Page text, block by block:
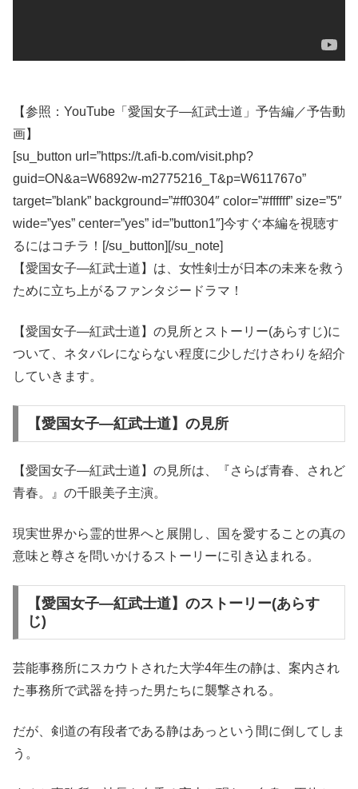
【参照：YouTube「愛国女子―紅武士道」予告編／予告動
画】
[su_button url=”https://t.afi-b.com/visit.php?
guid=ON&a=W6892w-m2775216_T&p=W611767o”
target=”blank” background=”#ff0304″ color=”#ffffff” size=”5″
wide=”yes” center=”yes” id=”button1″]今すぐ本編を視聴す
るにはコチラ！[/su_button][/su_note]
【愛国女子―紅武士道】は、女性剣士が日本の未来を救う
ために立ち上がるファンタジードラマ！
【愛国女子―紅武士道】の見所とストーリー(あらすじ)に
ついて、ネタバレにならない程度に少しだけさわりを紹介
していきます。
【愛国女子―紅武士道】の見所
【愛国女子―紅武士道】の見所は、『さらば青春、されど
青春。』の千眼美子主演。
現実世界から霊的世界へと展開し、国を愛することの真の
意味と尊さを問いかけるストーリーに引き込まれる。
【愛国女子―紅武士道】のストーリー(あらす
じ)
芸能事務所にスカウトされた大学4年生の静は、案内され
た事務所で武器を持った男たちに襲撃される。
だが、剣道の有段者である静はあっという間に倒してしま
う。